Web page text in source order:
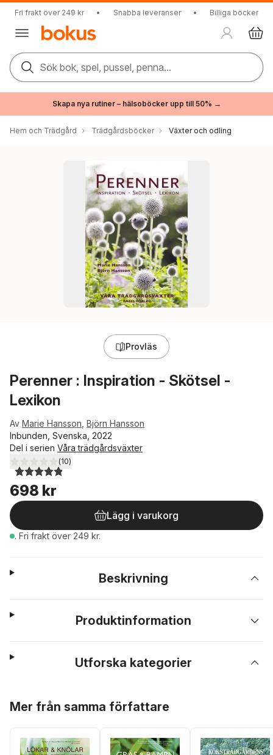
Fri frakt över 249 kr • Snabba leveranser • Billiga böcker
Sök bok, spel, pussel, penna...
Skapa nya rutiner – hälsoböcker upp till 50% →
Hem och Trädgård Trädgårdsböcker Växter och odling
Provläs
Perenner : Inspiration - Skötsel -
Lexikon
Av Marie Hansson Björn Hansson
Inbunden, Svenska, 2022
Del i serien Våra trädgårdsväxter
4,9utav 5 stjärnor. Totalt antal röster:
(10)
698 kr
Lägg i varukorg
. Fri frakt över 249 kr.
Beskrivning
Produktinformation
Utforska kategorier
Mer från samma författare